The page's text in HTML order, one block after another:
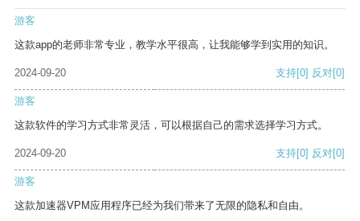
游客
这款app的老师非常专业，教学水平很高，让我能够学到实用的知识。
2024-09-20 支持[0] 反对[0]
游客
这款软件的学习方式非常灵活，可以根据自己的需求选择学习方式。
2024-09-20 支持[0] 反对[0]
游客
这款加速器VPM应用程序已经为我们带来了无限的隐私和自由。